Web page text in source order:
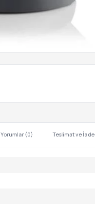
Yorumlar (0) Teslimat ve İade